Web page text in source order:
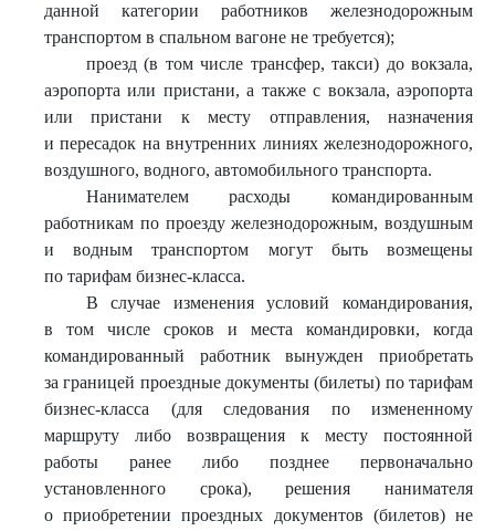
данной категории работников железнодорожным
транспортом в спальном вагоне не требуется);
проезд (в том числе трансфер, такси) до вокзала,
аэропорта или пристани, а также с вокзала, аэропорта
или пристани к месту отправления, назначения
и пересадок на внутренних линиях железнодорожного,
воздушного, водного, автомобильного транспорта.
Нанимателем расходы командированным
работникам по проезду железнодорожным, воздушным
и водным транспортом могут быть возмещены
по тарифам бизнес-класса.
В случае изменения условий командирования,
в том числе сроков и места командировки, когда
командированный работник вынужден приобретать
за границей проездные документы (билеты) по тарифам
бизнес-класса (для следования по измененному
маршруту либо возвращения к месту постоянной
работы ранее либо позднее первоначально
установленного срока), решения нанимателя
о приобретении проездных документов (билетов) не